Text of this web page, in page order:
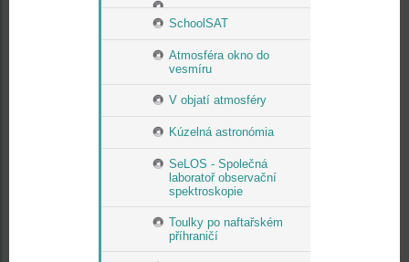
SchoolSAT
Atmosféra okno do
vesmíru
V objatí atmosféry
Kúzelná astronómia
SeLOS - Společná
laboratoř observační
spektroskopie
Toulky po naftařském
příhraničí